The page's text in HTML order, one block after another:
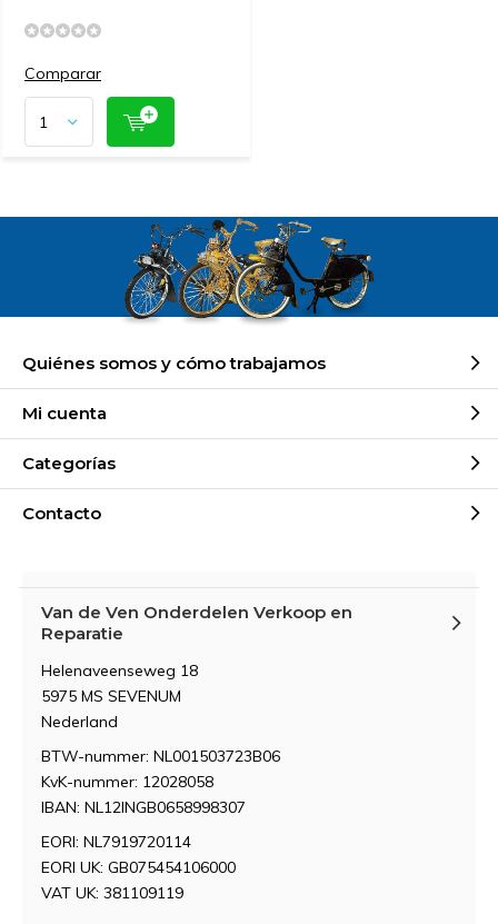
Comparar
Quiénes somos y cómo trabajamos
Mi cuenta
Categorías
Contacto
Van de Ven Onderdelen Verkoop en
Reparatie
Helenaveenseweg 18
5975 MS SEVENUM
Nederland
BTW-nummer: NL001503723B06
KvK-nummer: 12028058
IBAN: NL12INGB0658998307
EORI: NL7919720114
EORI UK: GB075454106000
VAT UK: 381109119